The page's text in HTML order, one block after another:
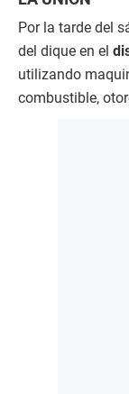
Por la tarde del
del dique en el
utilizando
combustible,